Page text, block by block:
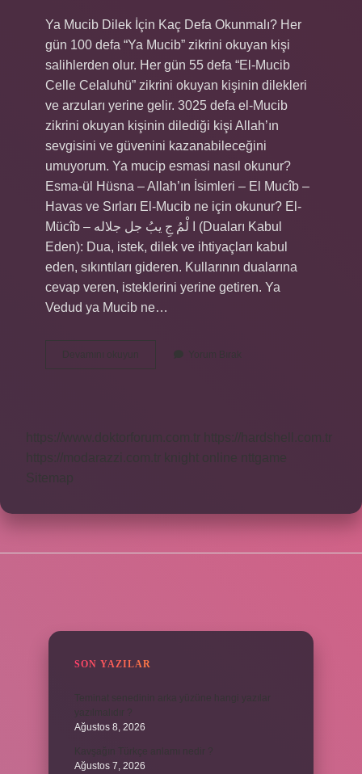
Ya Mucib Dilek İçin Kaç Defa Okunmalı? Her
gün 100 defa “Ya Mucib” zikrini okuyan kişi
salihlerden olur. Her gün 55 defa “El-Mucib
Celle Celaluhü” zikrini okuyan kişinin dilekleri
ve arzuları yerine gelir. 3025 defa el-Mucib
zikrini okuyan kişinin dilediği kişi Allah’ın
sevgisini ve güvenini kazanabileceğini
umuyorum. Ya mucip esmasi nasıl okunur?
Esma-ül Hüsna – Allah’ın İsimleri – El Mucîb –
Havas ve Sırları El-Mucib ne için okunur? El-
Mücîb – ا لْمُ جِ یبُ جل جلاله (Duaları Kabul
Eden): Dua, istek, dilek ve ihtiyaçları kabul
eden, sıkıntıları gideren. Kullarının dualarına
cevap veren, isteklerini yerine getiren. Ya
Vedud ya Mucib ne…
Devamını okuyun
Mucib
Yorum Bırak
https://www.doktorforum.com.tr
https://hardshell.com.tr
https://modarazzi.com.tr knight online
nttgame
Sitemap
SON YAZILAR
Ağustos 8, 2026
Ağustos 7, 2026